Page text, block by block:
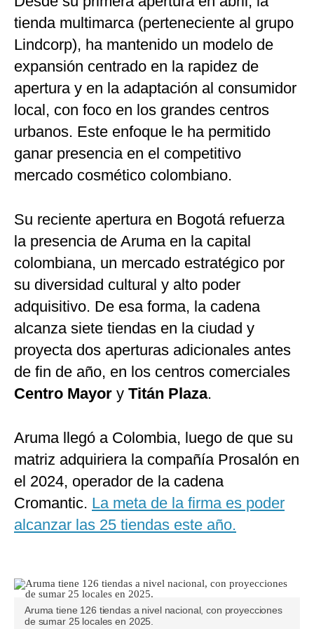
tienda multimarca (perteneciente al grupo
Lindcorp), ha mantenido un modelo de
expansión centrado en la rapidez de
apertura y en la adaptación al consumidor
local, con foco en los grandes centros
urbanos. Este enfoque le ha permitido
ganar presencia en el competitivo
mercado cosmético colombiano.
Su reciente apertura en Bogotá refuerza
la presencia de Aruma en la capital
colombiana, un mercado estratégico por
su diversidad cultural y alto poder
adquisitivo. De esa forma, la cadena
alcanza siete tiendas en la ciudad y
proyecta dos aperturas adicionales antes
de fin de año, en los centros comerciales
Centro Mayor y Titán Plaza.
Aruma llegó a Colombia, luego de que su
matriz adquiriera la compañía Prosalón en
el 2024, operador de la cadena
Cromantic. La meta de la firma es poder
alcanzar las 25 tiendas este año.
Aruma tiene 126 tiendas a nivel nacional, con proyecciones
de sumar 25 locales en 2025.